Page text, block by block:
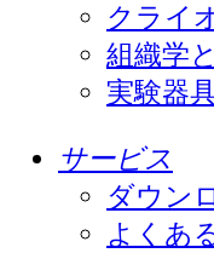
クライ
組織学
実験器
サービス
ダウン
よくあ